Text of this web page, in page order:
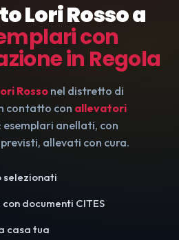
Lori Rosso a
con
in Regola
Rosso nel distretto di
contatto con allevatori
esemplari anellati, con
allevati con cura.
selezionati
documenti CITES
casa tua